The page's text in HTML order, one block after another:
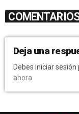
Deja una
Debes iniciar
ahora